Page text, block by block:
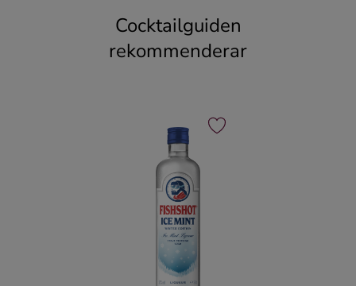
Cocktailguiden
rekommenderar